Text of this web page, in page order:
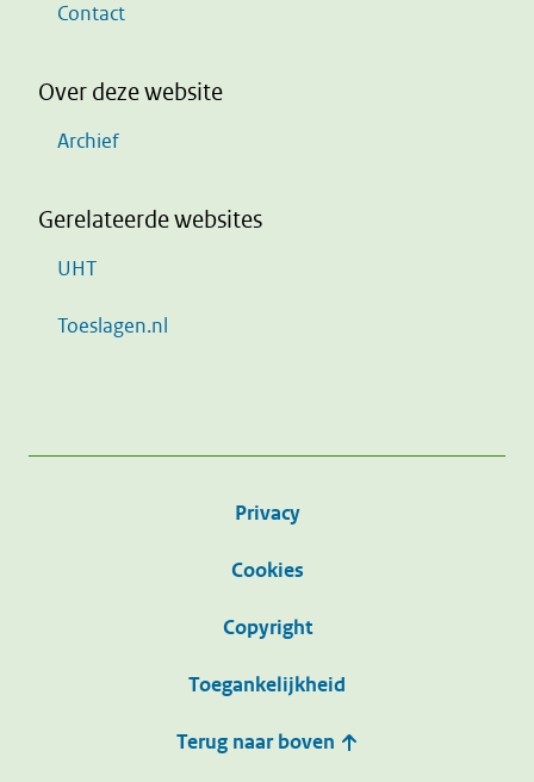
Contact
Over deze website
Archief
Gerelateerde websites
UHT
Toeslagen.nl
Privacy
Cookies
Copyright
Toegankelijkheid
Terug naar boven